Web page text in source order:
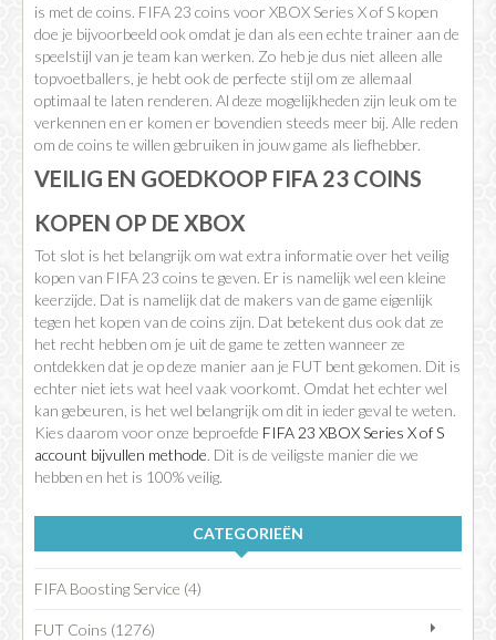
is met de coins. FIFA 23 coins voor XBOX Series X of S kopen
doe je bijvoorbeeld ook omdat je dan als een echte trainer aan de
speelstijl van je team kan werken. Zo heb je dus niet alleen alle
topvoetballers, je hebt ook de perfecte stijl om ze allemaal
optimaal te laten renderen. Al deze mogelijkheden zijn leuk om te
verkennen en er komen er bovendien steeds meer bij. Alle reden
om de coins te willen gebruiken in jouw game als liefhebber.
VEILIG EN GOEDKOOP FIFA 23 COINS
KOPEN OP DE XBOX
Tot slot is het belangrijk om wat extra informatie over het veilig
kopen van FIFA 23 coins te geven. Er is namelijk wel een kleine
keerzijde. Dat is namelijk dat de makers van de game eigenlijk
tegen het kopen van de coins zijn. Dat betekent dus ook dat ze
het recht hebben om je uit de game te zetten wanneer ze
ontdekken dat je op deze manier aan je FUT bent gekomen. Dit is
echter niet iets wat heel vaak voorkomt. Omdat het echter wel
kan gebeuren, is het wel belangrijk om dit in ieder geval te weten.
Kies daarom voor onze beproefde FIFA 23 XBOX Series X of S
account bijvullen methode. Dit is de veiligste manier die we
hebben en het is 100% veilig.
CATEGORIEËN
FIFA Boosting Service (4)
FUT Coins (1276)